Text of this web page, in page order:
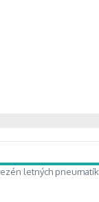
letných pneumatík